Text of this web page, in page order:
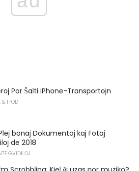
Por Ŝalti iPhone-Transportojn
& IPOD
bonaj Dokumentoj kaj Fotaj
de 2018
GVIDILOJ